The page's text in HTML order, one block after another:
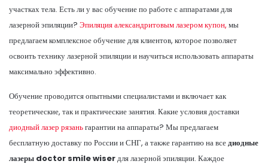
участках тела. Есть ли у вас обучение по работе с аппаратами для
лазерной эпиляции? Эпиляция александритовым лазером купон, мы
предлагаем комплексное обучение для клиентов, которое позволяет
освоить технику лазерной эпиляции и научиться использовать аппараты
максимально эффективно.
Обучение проводится опытными специалистами и включает как
теоретические, так и практические занятия. Какие условия доставки
диодный лазер рязаньгарантии на аппараты? Мы предлагаем
бесплатную доставку по России и СНГ, а также гарантию на вседиодные
лазеры doctor smile wiserдля лазерной эпиляции. Каждое